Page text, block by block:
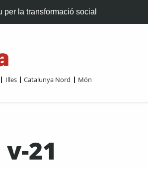
per la transformació social
Illes Catalunya Nord Món
21